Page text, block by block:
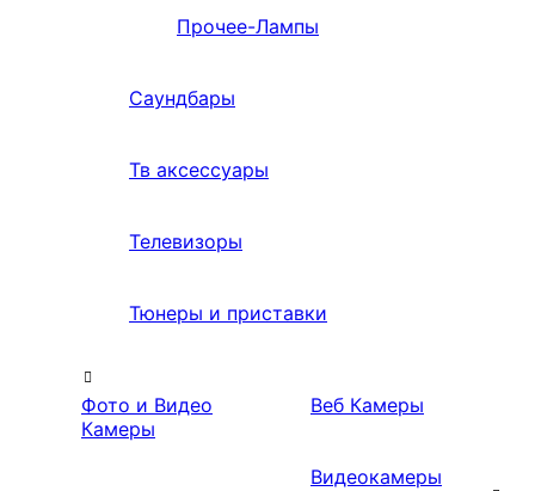
Прочее-Лампы
Саундбары
Тв аксессуары
Телевизоры
Тюнеры и приставки
Фото и Видео
Камеры
Веб Камеры
Видеокамеры